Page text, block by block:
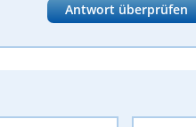
Antwort überprüfen